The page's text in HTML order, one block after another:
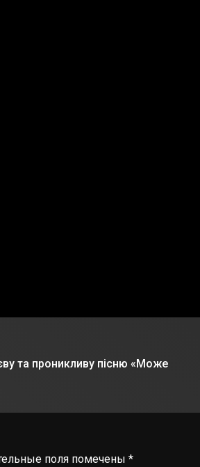
та проникливу пісню «Може
поля помечены *